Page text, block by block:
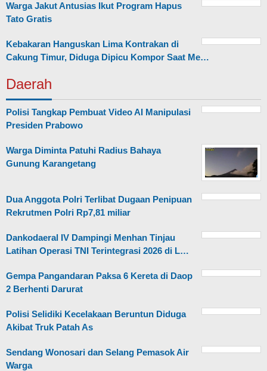
Warga Jakut Antusias Ikut Program Hapus
Tato Gratis
Kebakaran Hanguskan Lima Kontrakan di
Cakung Timur, Diduga Dipicu Kompor Saat Me…
Daerah
Polisi Tangkap Pembuat Video AI Manipulasi
Presiden Prabowo
Warga Diminta Patuhi Radius Bahaya
Gunung Karangetang
Dua Anggota Polri Terlibat Dugaan Penipuan
Rekrutmen Polri Rp7,81 miliar
Dankodaeral IV Dampingi Menhan Tinjau
Latihan Operasi TNI Terintegrasi 2026 di L…
Gempa Pangandaran Paksa 6 Kereta di Daop
2 Berhenti Darurat
Polisi Selidiki Kecelakaan Beruntun Diduga
Akibat Truk Patah As
Sendang Wonosari dan Selang Pemasok Air
Warga